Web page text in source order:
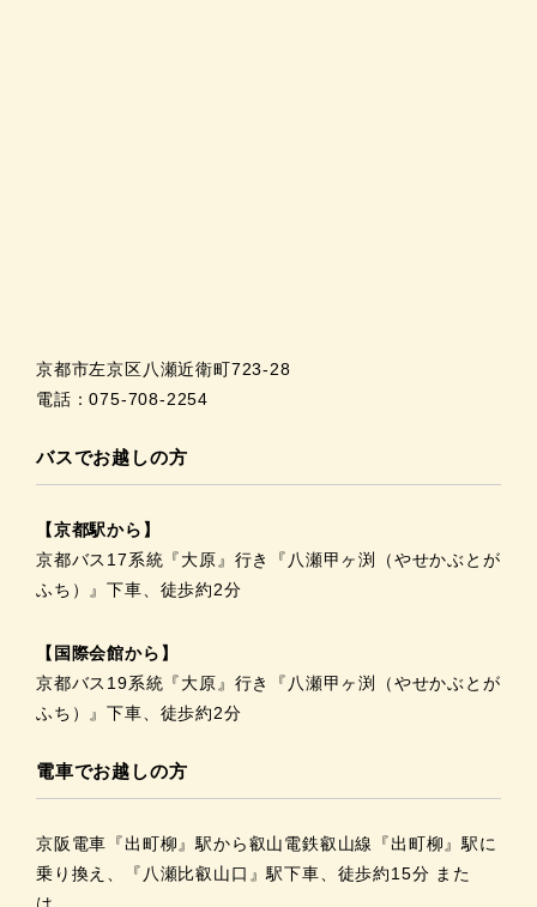
京都市左京区八瀬近衛町723-28
電話：075-708-2254
バスでお越しの方
【京都駅から】
京都バス17系統『大原』行き『八瀬甲ヶ渕（やせかぶとが
ふち）』下車、徒歩約2分
【国際会館から】
京都バス19系統『大原』行き『八瀬甲ヶ渕（やせかぶとが
ふち）』下車、徒歩約2分
電車でお越しの方
京阪電車『出町柳』駅から叡山電鉄叡山線『出町柳』駅に
乗り換え、『八瀬比叡山口』駅下車、徒歩約15分 また